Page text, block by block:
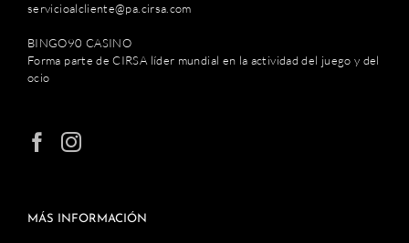
servicioalcliente@pa.cirsa.com
BINGO90 CASINO
Forma parte de CIRSA líder mundial en la actividad del juego y del
ocio
MÁS INFORMACIÓN